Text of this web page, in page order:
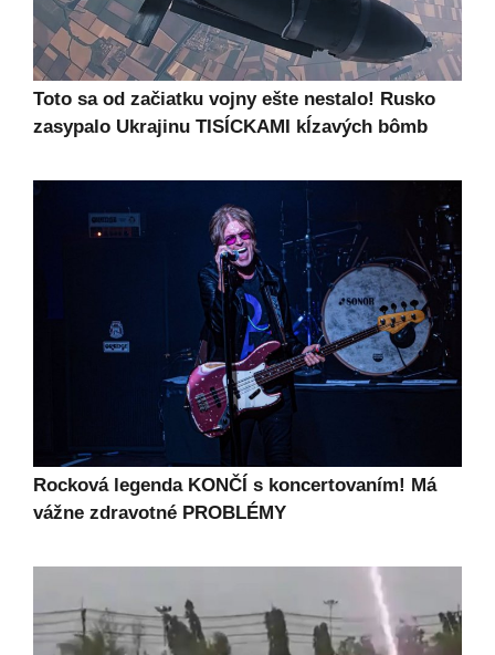
Toto sa od začiatku vojny ešte nestalo! Rusko
zasypalo Ukrajinu TISÍCKAMI kĺzavých bômb
Rocková legenda KONČÍ s koncertovaním! Má
vážne zdravotné PROBLÉMY